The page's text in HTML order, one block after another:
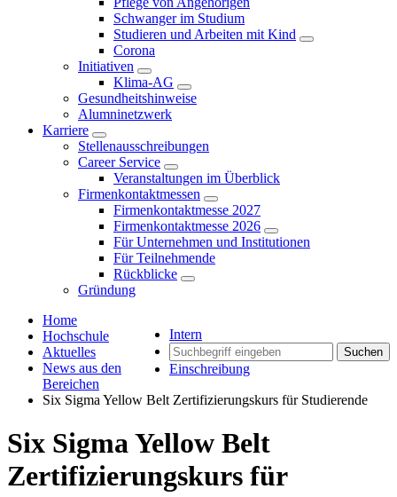
Schwanger im Studium
Studieren und Arbeiten mit Kind
Corona
Initiativen
Klima-AG
Gesundheitshinweise
Alumninetzwerk
Karriere
Stellenausschreibungen
Career Service
Veranstaltungen im Überblick
Firmenkontaktmessen
Firmenkontaktmesse 2027
Firmenkontaktmesse 2026
Für Unternehmen und Institutionen
Für Teilnehmende
Rückblicke
Gründung
Intern
Suchen
Einschreibung
Home
Hochschule
Aktuelles
News aus den
Bereichen
Six Sigma Yellow Belt Zertifizierungskurs für Studierende
Six Sigma Yellow Belt
Zertifizierungskurs für